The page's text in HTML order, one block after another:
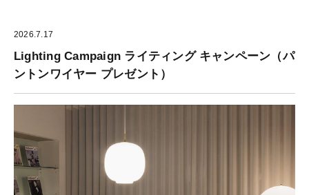
2026.7.17
Lighting Campaign ライティング キャンペーン（パ
ントンワイヤー プレゼント）